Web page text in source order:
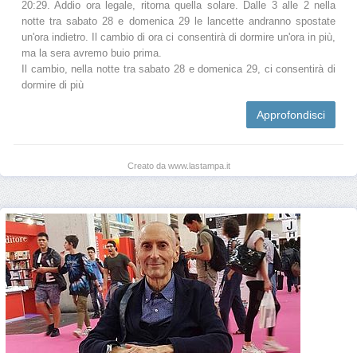
20:29. Addio ora legale, ritorna quella solare. Dalle 3 alle 2 nella
notte tra sabato 28 e domenica 29 le lancette andranno spostate
un'ora indietro. Il cambio di ora ci consentirà di dormire un'ora in più,
ma la sera avremo buio prima.
Il cambio, nella notte tra sabato 28 e domenica 29, ci consentirà di
dormire di più
Approfondisci
Creato da www.lastampa.it